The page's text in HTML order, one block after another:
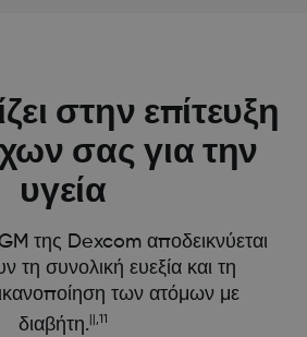
στην επίτευξη
σας για την
υγεία
της Dexcom αποδεικνύεται
τη συνολική ευεξία και τη
των ατόμων με
διαβήτη. ||,11